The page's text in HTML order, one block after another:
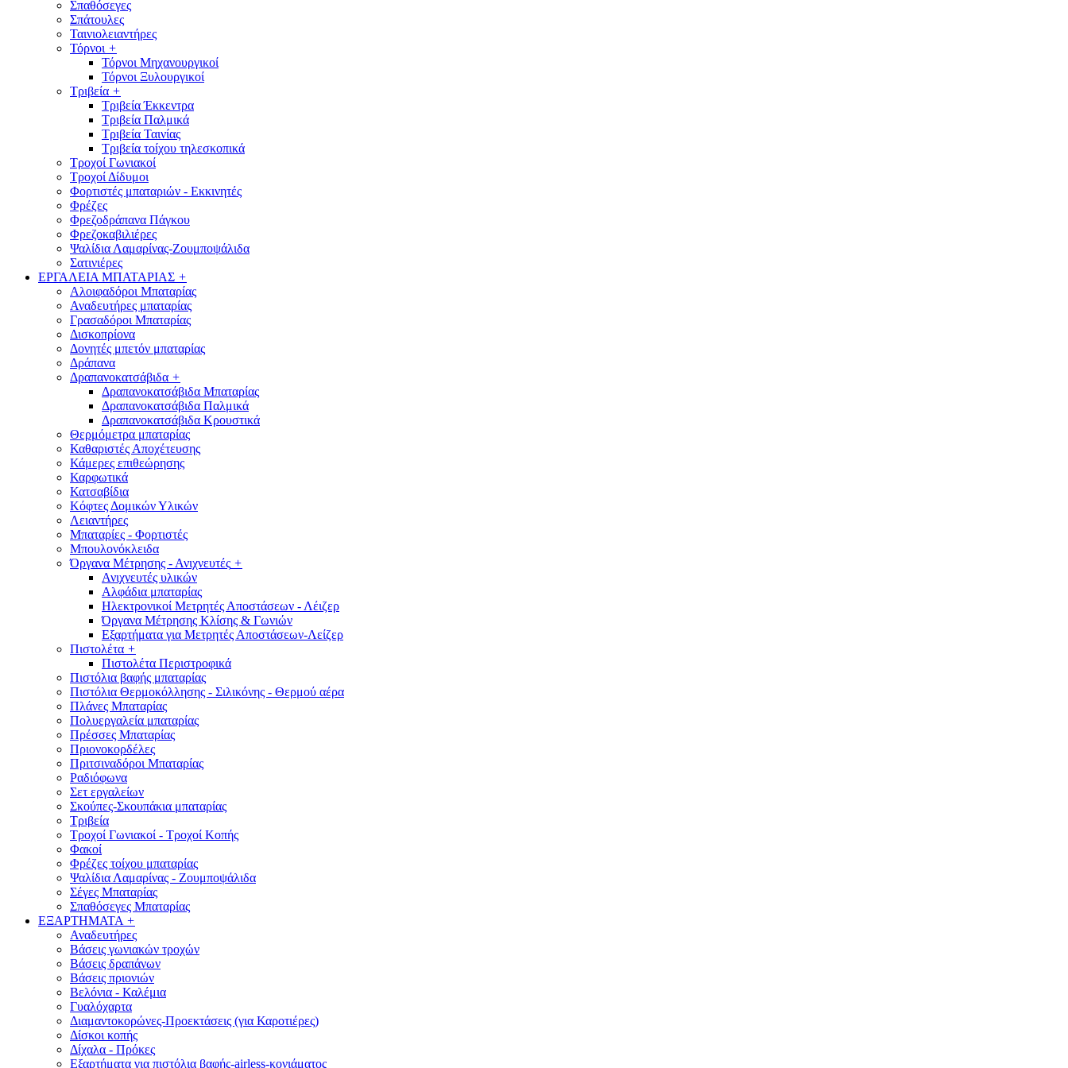
Σπαθόσεγες
Σπάτουλες
Ταινιολειαντήρες
Τόρνοι +
Τόρνοι Μηχανουργικοί
Τόρνοι Ξυλουργικοί
Τριβεία +
Τριβεία Έκκεντρα
Τριβεία Παλμικά
Τριβεία Ταινίας
Τριβεία τοίχου τηλεσκοπικά
Τροχοί Γωνιακοί
Τροχοί Δίδυμοι
Φορτιστές μπαταριών - Εκκινητές
Φρέζες
Φρεζοδράπανα Πάγκου
Φρεζοκαβιλιέρες
Ψαλίδια Λαμαρίνας-Ζουμποψάλιδα
Σατινιέρες
ΕΡΓΑΛΕΙΑ ΜΠΑΤΑΡΙΑΣ +
Αλοιφαδόροι Μπαταρίας
Αναδευτήρες μπαταρίας
Γρασαδόροι Μπαταρίας
Δισκοπρίονα
Δονητές μπετόν μπαταρίας
Δράπανα
Δραπανοκατσάβιδα +
Δραπανοκατσάβιδα Μπαταρίας
Δραπανοκατσάβιδα Παλμικά
Δραπανοκατσάβιδα Κρουστικά
Θερμόμετρα μπαταρίας
Καθαριστές Αποχέτευσης
Κάμερες επιθεώρησης
Καρφωτικά
Κατσαβίδια
Κόφτες Δομικών Υλικών
Λειαντήρες
Μπαταρίες - Φορτιστές
Μπουλονόκλειδα
Όργανα Μέτρησης - Ανιχνευτές +
Ανιχνευτές υλικών
Αλφάδια μπαταρίας
Ηλεκτρονικοί Μετρητές Αποστάσεων - Λέιζερ
Όργανα Μέτρησης Κλίσης & Γωνιών
Εξαρτήματα για Μετρητές Αποστάσεων-Λείζερ
Πιστολέτα +
Πιστολέτα Περιστροφικά
Πιστόλια βαφής μπαταρίας
Πιστόλια Θερμοκόλλησης - Σιλικόνης - Θερμού αέρα
Πλάνες Μπαταρίας
Πολυεργαλεία μπαταρίας
Πρέσσες Μπαταρίας
Πριονοκορδέλες
Πριτσιναδόροι Μπαταρίας
Ραδιόφωνα
Σετ εργαλείων
Σκούπες-Σκουπάκια μπαταρίας
Τριβεία
Τροχοί Γωνιακοί - Τροχοί Κοπής
Φακοί
Φρέζες τοίχου μπαταρίας
Ψαλίδια Λαμαρίνας - Ζουμποψάλιδα
Σέγες Μπαταρίας
Σπαθόσεγες Μπαταρίας
ΕΞΑΡΤΗΜΑΤΑ +
Αναδευτήρες
Βάσεις γωνιακών τροχών
Βάσεις δραπάνων
Βάσεις πριονιών
Βελόνια - Καλέμια
Γυαλόχαρτα
Διαμαντοκορώνες-Προεκτάσεις (για Καροτιέρες)
Δίσκοι κοπής
Δίχαλα - Πρόκες
Εξαρτήματα για πιστόλια βαφής-airless-κονιάματος